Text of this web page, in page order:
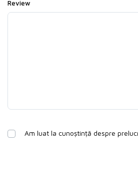
Review
Am luat la cunoștință despre